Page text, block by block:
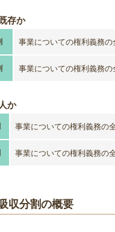
存か
事業についての権利義務
事業についての権利義務
か
事業についての権利義務の
事業についての権利義務の
分割の概要